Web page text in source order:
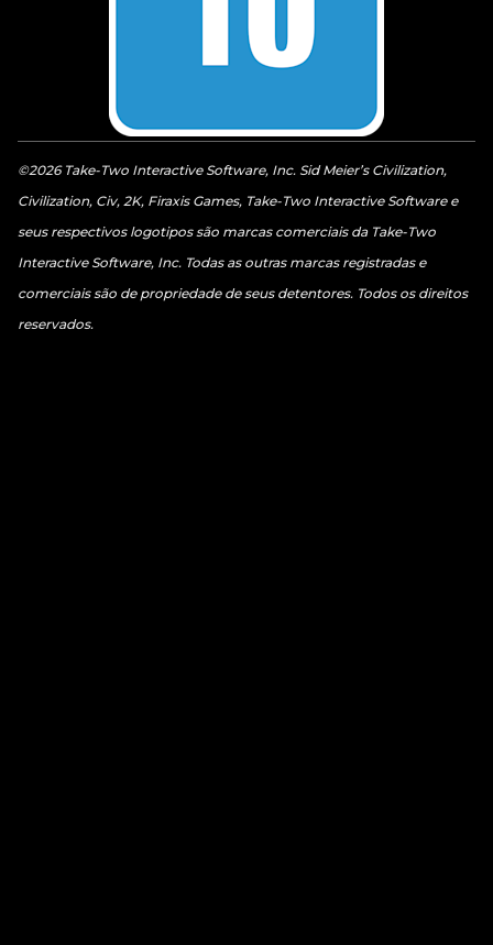
©2026 Take-Two Interactive Software, Inc. Sid Meier’s Civilization,
Civilization, Civ, 2K, Firaxis Games, Take-Two Interactive Software e
seus respectivos logotipos são marcas comerciais da Take-Two
Interactive Software, Inc. Todas as outras marcas registradas e
comerciais são de propriedade de seus detentores. Todos os direitos
reservados.